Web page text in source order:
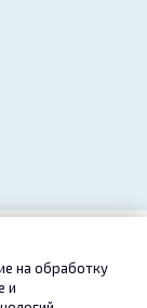
на обработку
и